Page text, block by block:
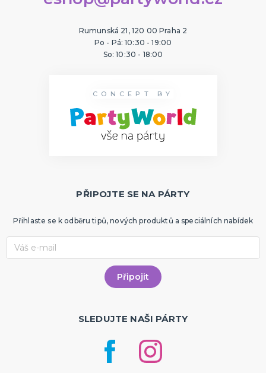
Rumunská 21, 120 00 Praha 2
Po - Pá: 10:30 - 19:00
So: 10:30 - 18:00
CONCEPT BY
PŘIPOJTE SE NA PÁRTY
Přihlaste se k odběru tipů, nových produktů a speciálních nabídek
SLEDUJTE NAŠI PÁRTY